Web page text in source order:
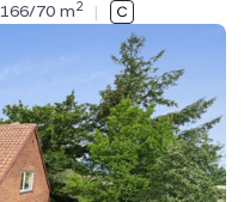
166/70 m2 |